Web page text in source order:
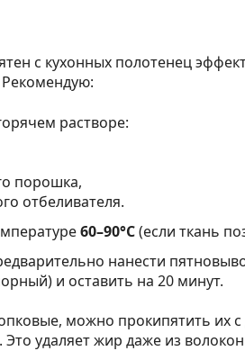
с кухонных полотенец
растворе:
порошка,
отбеливателя.
60–90°C(если ткань
нанести
и оставить на 20 минут.
можно прокипятить их
Это удаляет жир даже из